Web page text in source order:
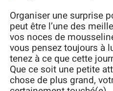
Organiser une surprise
peut être l’une des
vos noces de
vous pensez toujours à
tenez à ce que cette
Que ce soit une petite
chose de plus grand,